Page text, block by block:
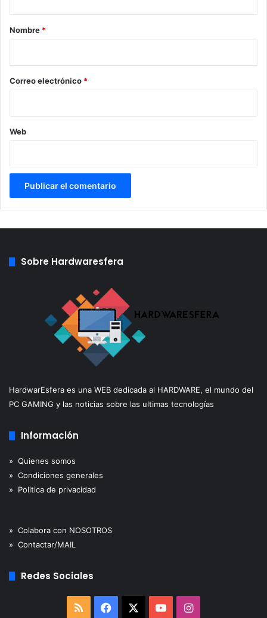
r
*
Nombre *
Correo electrónico *
Web
Sobre Hardwaresfera
HardwarEsfera es una WEB dedicada al HARDWARE, el mundo del
PC GAMING y las noticias sobre las ultimas tecnologías
Información
» Quienes somos
» Condiciones generales
» Politica de privacidad
» Colabora con NOSOTROS
» Contactar/MAIL
Redes Sociales
RSS Facebook YouTubeInstagram